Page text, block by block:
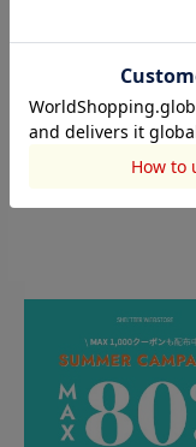
このアイテムを見
閲覧中カテゴリー